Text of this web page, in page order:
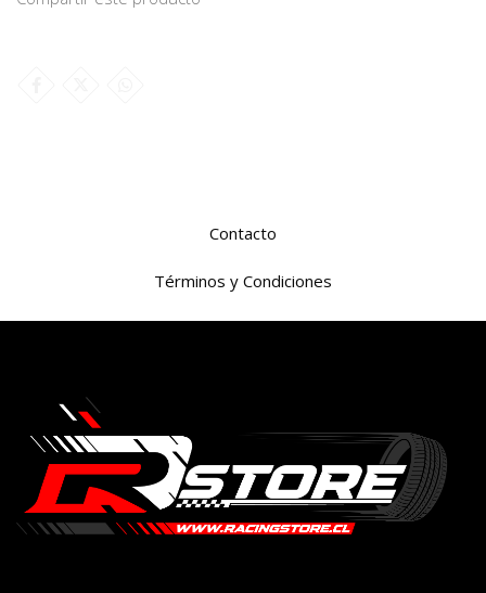
Contacto
Términos y Condiciones